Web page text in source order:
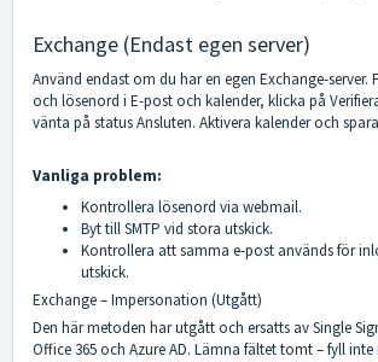
Exchange (Endast egen server)
Använd endast om du har en egen Exchange-server.
och lösenord i E-post och kalender, klicka på
vänta på status Ansluten. Aktivera kalender och
Vanliga problem:
Kontrollera lösenord via webmail.
Byt till SMTP vid stora utskick.
Kontrollera att samma e-post används för
utskick.
Exchange – Impersonation (Utgått)
Den här metoden har utgått och ersatts av Single
Office 365 och Azure AD. Lämna fältet tomt – fyll